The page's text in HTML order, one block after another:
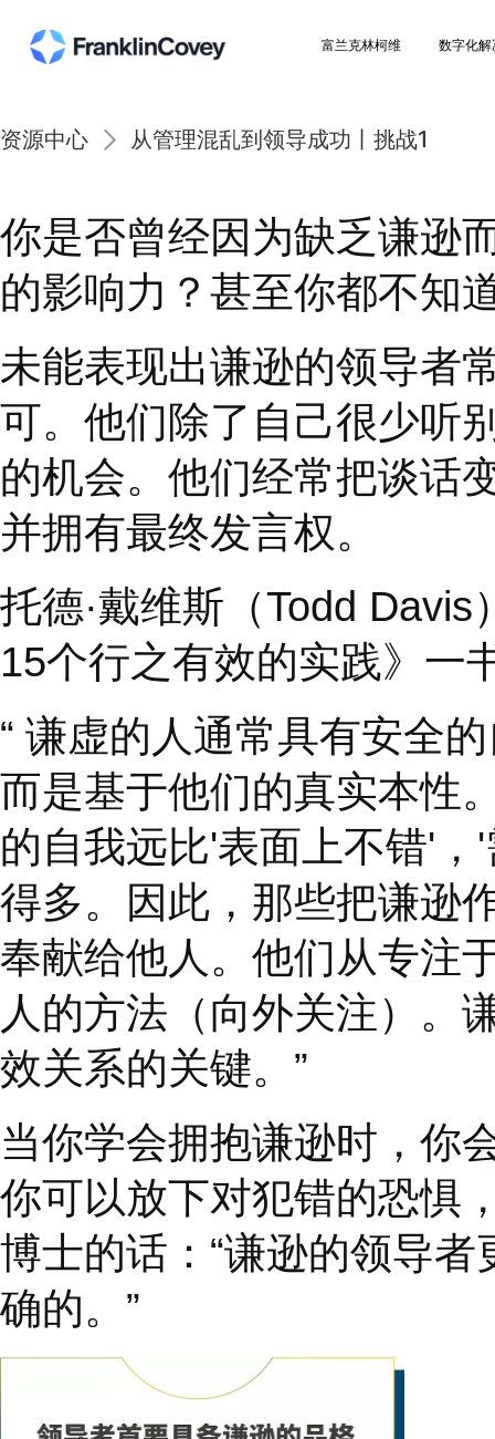
富兰克林柯维
你是否曾经因为缺乏
的影响力？甚至你都
未能表现出谦逊的领
可。他们除了自己很
的机会。他们经常把
并拥有最终发言权。
托德·戴维斯（ Todd
15个行之有效的实践
“ 谦虚的人通常具有
而是基于他们的真实
的自我远比'表面上不
得多。因此，那些把
奉献给他人。他们从
人的方法（向外关注
效关系的关键。”
当你学会拥抱谦逊时
你可以放下对犯错的